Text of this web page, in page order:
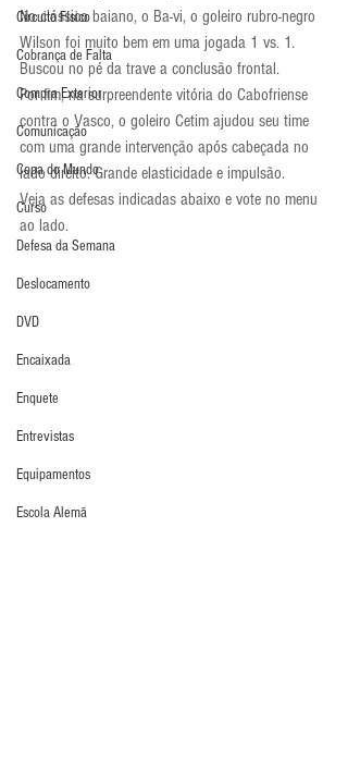
Circuito Físico
Cobrança de Falta
Compra Exterior
Comunicação
Copa do Mundo
Curso
Defesa da Semana
Deslocamento
DVD
Encaixada
Enquete
Entrevistas
Equipamentos
Escola Alemã
No clássico baiano, o Ba-vi, o goleiro rubro-negro
Wilson foi muito bem em uma jogada 1 vs. 1.
Buscou no pé da trave a conclusão frontal.
Por fim, na surpreendente vitória do Cabofriense
contra o Vasco, o goleiro Cetim ajudou seu time
com uma grande intervenção após cabeçada no
lado direito. Grande elasticidade e impulsão.
Veja as defesas indicadas abaixo e vote no menu
ao lado.